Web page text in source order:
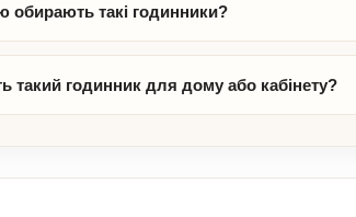
обирають такі годинники?
такий годинник для дому або кабінету?